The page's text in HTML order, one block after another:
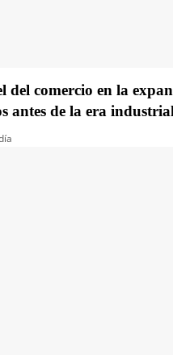
del comercio en la
antes de la era industrial